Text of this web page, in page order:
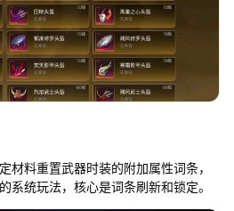
材料重置武器时装的附加属性词条，
系统玩法，核心是词条刷新和锁定。